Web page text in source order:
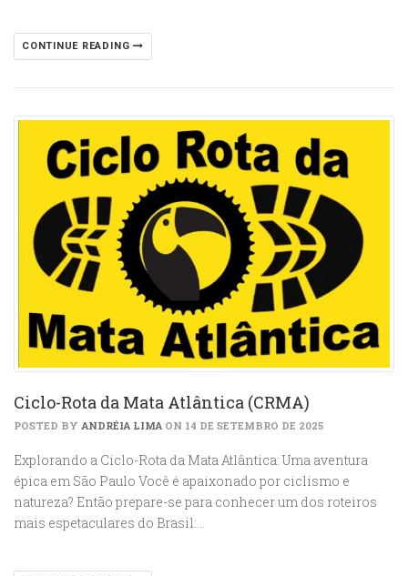
CONTINUE READING
Ciclo-Rota da Mata Atlântica (CRMA)
POSTED BY ANDRÉIA LIMA ON 14 DE SETEMBRO DE 2025
Explorando a Ciclo-Rota da Mata Atlântica: Uma aventura
épica em São Paulo Você é apaixonado por ciclismo e
natureza? Então prepare-se para conhecer um dos roteiros
mais espetaculares do Brasil:…